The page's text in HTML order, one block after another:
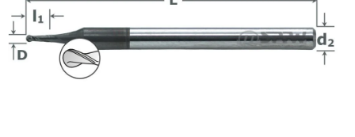
5
hviezdičiek.